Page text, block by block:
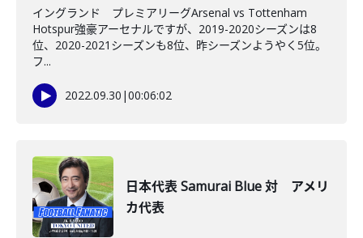
イングランド プレミアリーグArsenal vs Tottenham
Hotspur強豪アーセナルですが、2019-2020シーズンは8
位、2020-2021シーズンも8位、昨シーズンようやく5位。
フ...
2022.09.30 |00:06:02
日本代表 Samurai Blue 対 アメリ
カ代表